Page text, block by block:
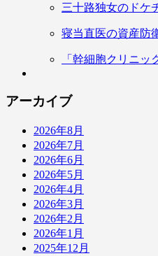
三十路独女のドケ
寝当直医の資産防
「幹細胞クリニッ
アーカイブ
2026年8月
2026年7月
2026年6月
2026年5月
2026年4月
2026年3月
2026年2月
2026年1月
2025年12月